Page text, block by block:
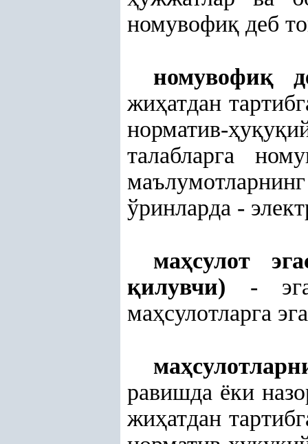
номувофиқ деб
номувофиқ
жиҳатдан
норматив-ҳуқуқ
талабларга
ўринларда -
маҳсулот
қилувчи) -
маҳсулотларга
маҳ
равишда ёки
жиҳатдан